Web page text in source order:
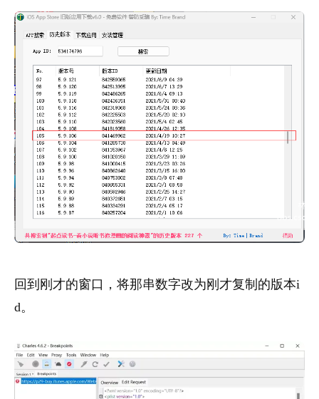
回到刚才的窗口，将那串数字改为刚才复制的版本i
d。